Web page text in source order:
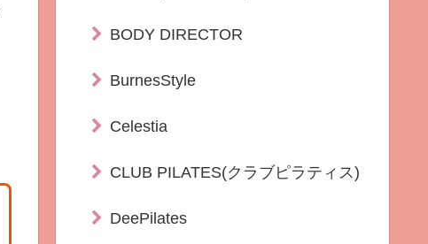
BODY DIRECTOR
BurnesStyle
Celestia
CLUB PILATES(クラブピラティス)
DeePilates